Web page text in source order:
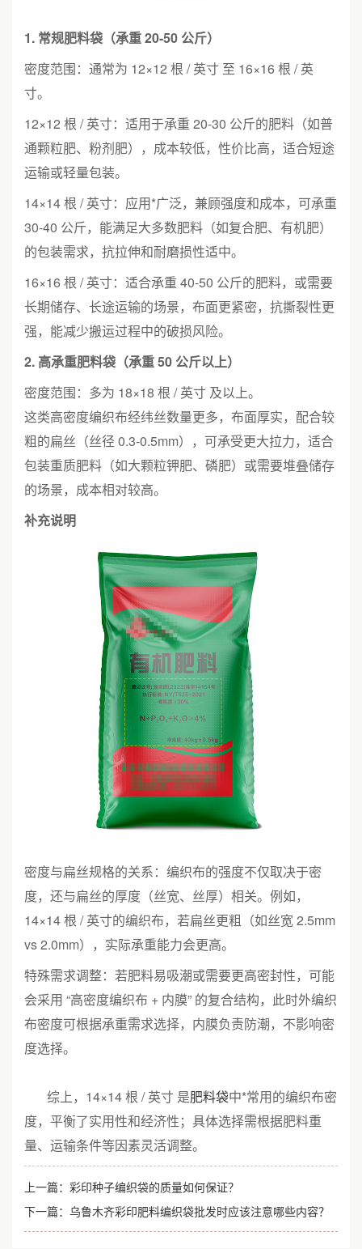
1. 常规肥料袋（承重 20-50 公斤）
密度范围：通常为 12×12 根 / 英寸 至 16×16 根 / 英
寸。
12×12 根 / 英寸：适用于承重 20-30 公斤的肥料（如普
通颗粒肥、粉剂肥），成本较低，性价比高，适合短途
运输或轻量包装。
14×14 根 / 英寸：应用*广泛，兼顾强度和成本，可承重
30-40 公斤，能满足大多数肥料（如复合肥、有机肥）
的包装需求，抗拉伸和耐磨损性适中。
16×16 根 / 英寸：适合承重 40-50 公斤的肥料，或需要
长期储存、长途运输的场景，布面更紧密，抗撕裂性更
强，能减少搬运过程中的破损风险。
2. 高承重肥料袋（承重 50 公斤以上）
密度范围：多为 18×18 根 / 英寸 及以上。
这类高密度编织布经纬丝数量更多，布面厚实，配合较
粗的扁丝（丝径 0.3-0.5mm），可承受更大拉力，适合
包装重质肥料（如大颗粒钾肥、磷肥）或需要堆叠储存
的场景，成本相对较高。
补充说明
密度与扁丝规格的关系：编织布的强度不仅取决于密
度，还与扁丝的厚度（丝宽、丝厚）相关。例如，
14×14 根 / 英寸的编织布，若扁丝更粗（如丝宽 2.5mm
vs 2.0mm），实际承重能力会更高。
特殊需求调整：若肥料易吸潮或需要更高密封性，可能
会采用 “高密度编织布 + 内膜” 的复合结构，此时外编织
布密度可根据承重需求选择，内膜负责防潮，不影响密
度选择。
综上，14×14 根 / 英寸 是肥料袋中*常用的编织布密
度，平衡了实用性和经济性；具体选择需根据肥料重
量、运输条件等因素灵活调整。
上一篇： 彩印种子编织袋的质量如何保证？
下一篇： 乌鲁木齐彩印肥料编织袋批发时应该注意哪些内容？